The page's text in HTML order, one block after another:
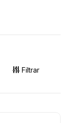
Filtrar